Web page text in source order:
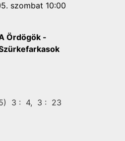
szombat 10:00
Ördögök -
3 : 4, 3 : 23